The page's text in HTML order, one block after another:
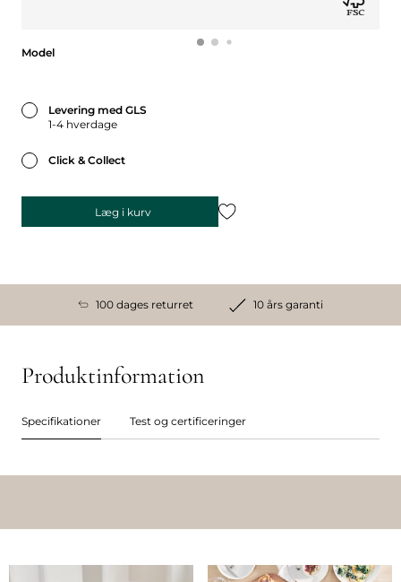
Model
Levering med GLS
1-4 hverdage
Click & Collect
Læg i kurv
100 dages returret 10 års garanti
Produktinformation
Specifikationer Test og certificeringer